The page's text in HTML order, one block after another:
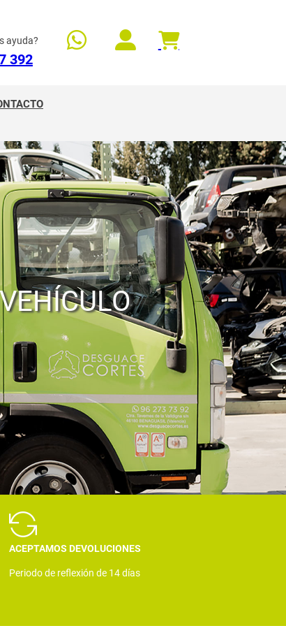
ayuda?
392
ACEPTAMOS DEVOLUCIONES
Periodo de reflexión de 14 días